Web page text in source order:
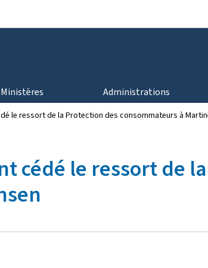
Ministères Administrations
le ressort de la Protection des consommateurs à
cédé le ressort de